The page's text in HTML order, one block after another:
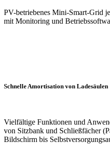
PV-betriebenes Mini-Smart-Grid
mit Monitoring und
Schnelle Amortisation von Ladesäulen
Vielfältige Funktionen und
von Sitzbank und Schließfächer
Bildschirm bis